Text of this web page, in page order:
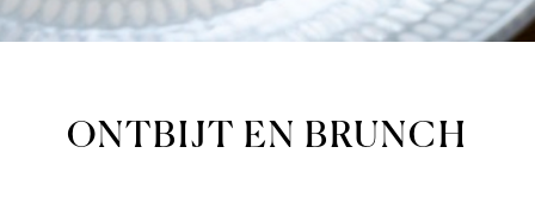
ONTBIJT EN BRUNCH